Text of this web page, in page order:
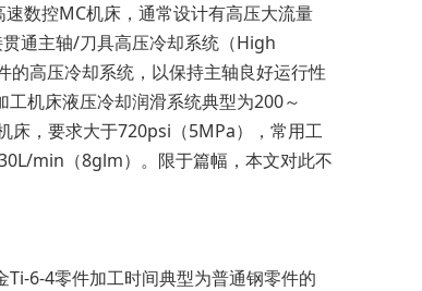
数控MC机床，通常设计有高压大流量
通主轴/刀具高压冷却系统（High
高压冷却系统，以保持主轴良好运行性
机床液压冷却润滑系统典型为200～
床，要求大于720psi（5MPa），常用工
min（8glm）。限于篇幅，本文对此不
6-4零件加工时间典型为普通钢零件的